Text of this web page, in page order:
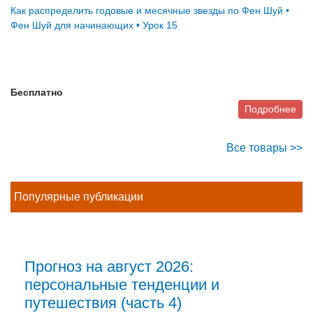
Как распределить годовые и месячные звезды по Фен Шуй •
Фен Шуй для начинающих • Урок 15
Бесплатно
Подробнее
Все товары >>
Популярные публикации
Прогноз на август 2026:
персональные тенденции и
путешествия (часть 4)